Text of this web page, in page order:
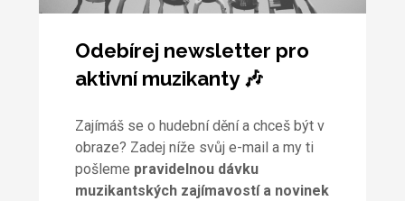
Odebírej newsletter pro
aktivní muzikanty 🎶
Zajímáš se o hudební dění a chceš být v
obraze? Zadej níže svůj e-mail a my ti
pošleme pravidelnou dávku
muzikantských zajímavostí a novinek